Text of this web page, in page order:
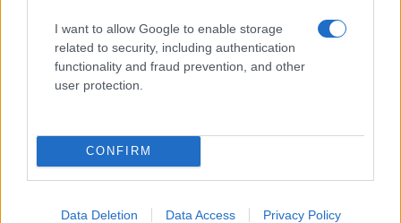
I want to allow Google to enable storage
related to security, including authentication
functionality and fraud prevention, and other
user protection.
CONFIRM
Data Deletion Data Access Privacy Policy
Draghi: “Accelerazione della campagna vaccinale e
aiuti a famiglie e imprese”